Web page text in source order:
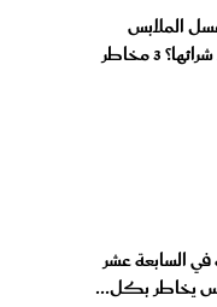
الملابس
الجديدة بعد شرائها؟ 3 مخاطر
السابعة عشر